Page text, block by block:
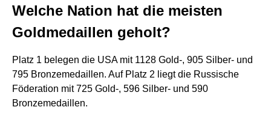
Welche Nation hat die meisten
Goldmedaillen geholt?
Platz 1 belegen die USA mit 1128 Gold-, 905 Silber- und
795 Bronzemedaillen. Auf Platz 2 liegt die Russische
Föderation mit 725 Gold-, 596 Silber- und 590
Bronzemedaillen.